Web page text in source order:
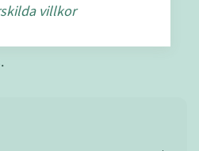
för små barn.
villkor